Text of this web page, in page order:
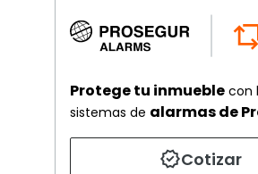
Protege tu inmueble con
sistemas de alarmas de
Cotizar